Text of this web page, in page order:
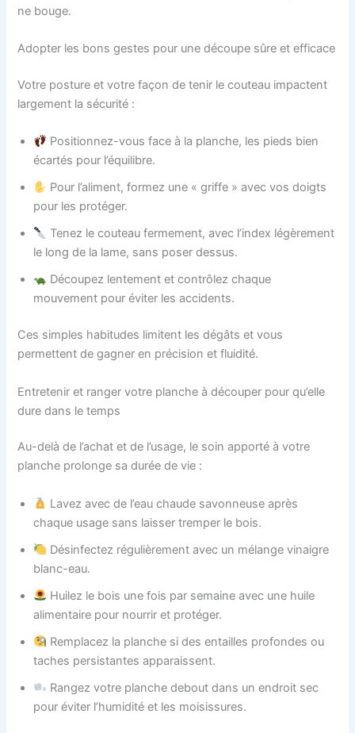
ne bouge.
Adopter les bons gestes pour une découpe sûre et efficace
Votre posture et votre façon de tenir le couteau impactent
largement la sécurité :
Positionnez-vous face à la planche, les pieds bien
écartés pour l’équilibre.
Pour l’aliment, formez une « griffe » avec vos doigts
pour les protéger.
Tenez le couteau fermement, avec l’index légèrement
le long de la lame, sans poser dessus.
Découpez lentement et contrôlez chaque
mouvement pour éviter les accidents.
Ces simples habitudes limitent les dégâts et vous
permettent de gagner en précision et fluidité.
Entretenir et ranger votre planche à découper pour qu’elle
dure dans le temps
Au-delà de l’achat et de l’usage, le soin apporté à votre
planche prolonge sa durée de vie :
Lavez avec de l’eau chaude savonneuse après
chaque usage sans laisser tremper le bois.
Désinfectez régulièrement avec un mélange vinaigre
blanc-eau.
Huilez le bois une fois par semaine avec une huile
alimentaire pour nourrir et protéger.
Remplacez la planche si des entailles profondes ou
taches persistantes apparaissent.
Rangez votre planche debout dans un endroit sec
pour éviter l’humidité et les moisissures.